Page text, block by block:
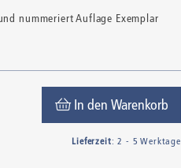
nummeriert Auflage Exemplar
In den Warenkorb
Lieferzeit: 2 - 5 Werktage